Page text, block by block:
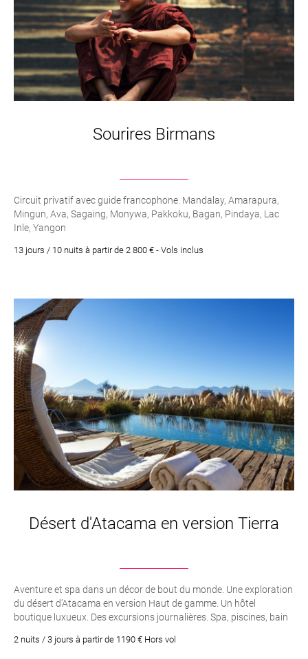
Sourires Birmans
Circuit privatif avec guide francophone. Mandalay, Amarapura,
Mingun, Ava, Sagaing, Monywa, Pakkoku, Bagan, Pindaya, Lac
Inle, Yangon
13 jours / 10 nuits à partir de 2 800 € - Vols inclus
Désert d'Atacama en version Tierra
Aventure et spa dans un décor de bout du monde. Une exploration
du désert d’Atacama en version Haut de gamme. Un hôtel
boutique luxueux. Des excursions journalières. Spa, piscines, bain
2 nuits / 3 jours à partir de 1190 € Hors vol